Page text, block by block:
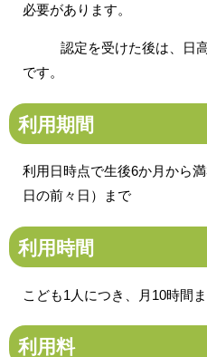
必要があります。
認定を受けた後は、日高
です。
利用期間
利用日時点で生後6か月から
日の前々日）まで
利用時間
こども1人につき、月10時間
利用料